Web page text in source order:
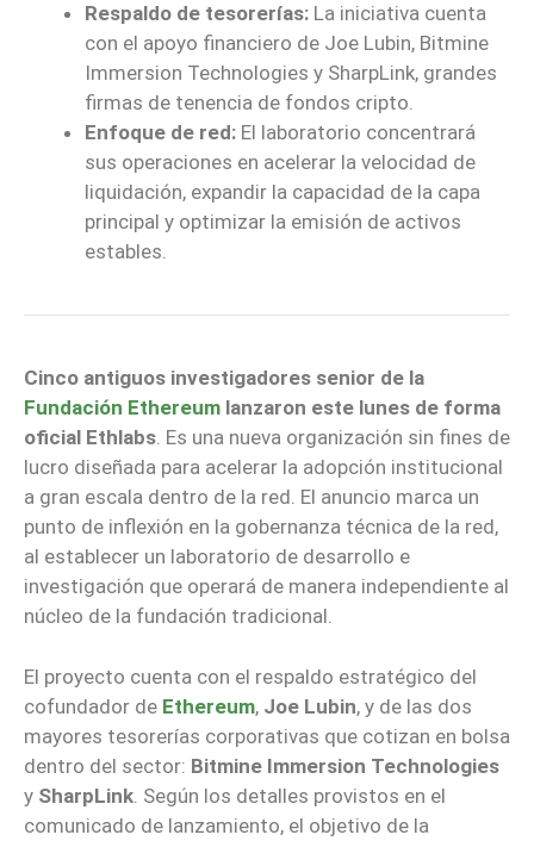
Respaldo de tesorerías: La iniciativa cuenta
con el apoyo financiero de Joe Lubin, Bitmine
Immersion Technologies y SharpLink, grandes
firmas de tenencia de fondos cripto.
Enfoque de red: El laboratorio concentrará
sus operaciones en acelerar la velocidad de
liquidación, expandir la capacidad de la capa
principal y optimizar la emisión de activos
estables.
Cinco antiguos investigadores senior de la
Fundación Ethereum lanzaron este lunes de forma
oficial Ethlabs. Es una nueva organización sin fines de
lucro diseñada para acelerar la adopción institucional
a gran escala dentro de la red. El anuncio marca un
punto de inflexión en la gobernanza técnica de la red,
al establecer un laboratorio de desarrollo e
investigación que operará de manera independiente al
núcleo de la fundación tradicional.
El proyecto cuenta con el respaldo estratégico del
cofundador de Ethereum, Joe Lubin, y de las dos
mayores tesorerías corporativas que cotizan en bolsa
dentro del sector: Bitmine Immersion Technologies
y SharpLink . Según los detalles provistos en el
comunicado de lanzamiento, el objetivo de la